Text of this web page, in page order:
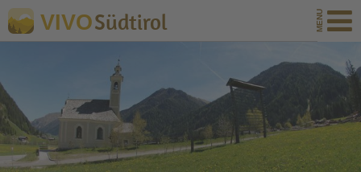
VIVOSüdtirol